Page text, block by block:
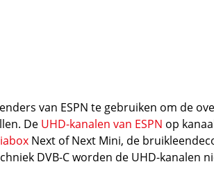
van ESPN te gebruiken om de
De UHD-kanalen van ESPN op
Next of Next Mini, de
DVB-C worden de UHD-kanalen